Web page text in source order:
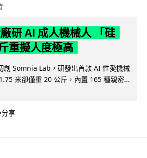
研 AI 成人機械人 「硅
重擬人度極高
創 Somnia Lab，研發出首款 AI 性愛機械
米卻僅重 20 公斤，內置 165 種親密...
分享